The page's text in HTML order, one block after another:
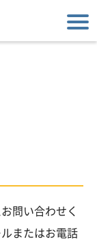
問い合わせく
またはお電話